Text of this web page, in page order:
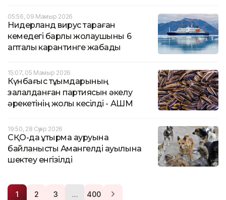
05:56, 09 Мамыр 2026
Нидерланд вирус тараған
кемедегі барлық жолаушыны 6
апталық карантинге жабады
15:07, 05 Мамыр 2026
Күнбағыс тұқымдарының
залалданған партиясын әкелу
әрекетінің жолы кесілді - АШМ
19:50, 28 Сәуір 2026
СҚО-да құтырма ауруына
байланысты Амангелді ауылына
шектеу енгізілді
1 2 3 … 400